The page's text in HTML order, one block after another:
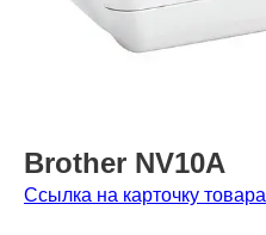
Brother NV10A
Ссылка на карточку товара